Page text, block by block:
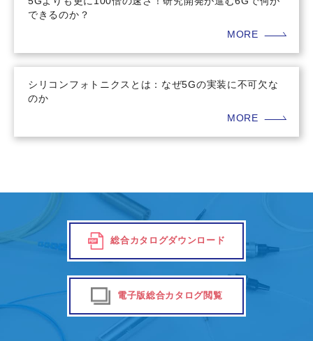
できるのか？
MORE
シリコンフォトニクスとは：なぜ5Gの実装に不可欠な
のか
MORE
総合カタログダウンロード
電子版総合カタログ閲覧